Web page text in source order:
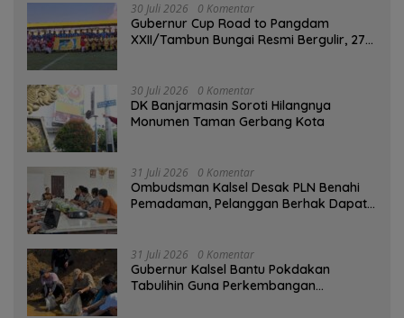
30 Juli 2026 0 Komentar
Gubernur Cup Road to Pangdam
XXII/Tambun Bungai Resmi Bergulir, 27
30 Juli 2026 0 Komentar
DK Banjarmasin Soroti Hilangnya
Monumen Taman Gerbang Kota
31 Juli 2026 0 Komentar
Ombudsman Kalsel Desak PLN Benahi
Pemadaman, Pelanggan Berhak Dapat
31 Juli 2026 0 Komentar
Gubernur Kalsel Bantu Pokdakan
Tabulihin Guna Perkembangan